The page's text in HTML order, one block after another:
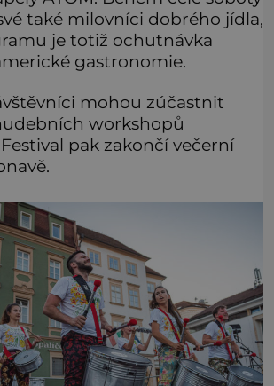
také milovníci dobrého jídla,
je totiž ochutnávka
gastronomie.
mohou zúčastnit
workshopů
pak zakončí večerní